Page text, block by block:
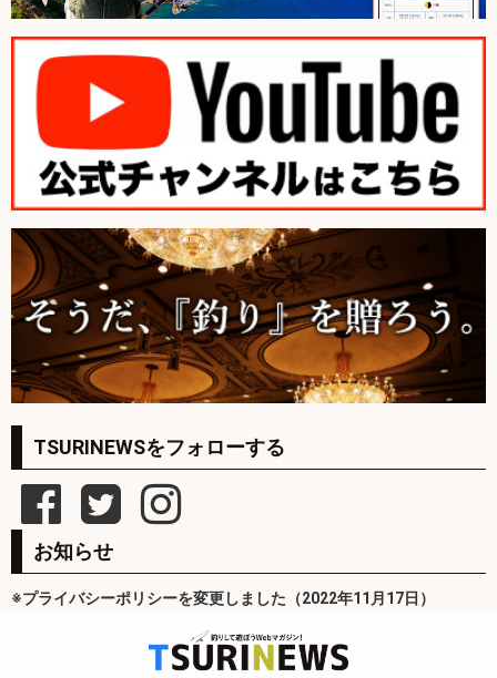
TSURINEWSをフォローする
お知らせ
※プライバシーポリシーを変更しました（2022年11月17日）